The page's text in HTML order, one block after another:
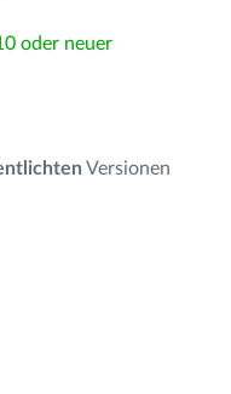
oder neuer
Versionen